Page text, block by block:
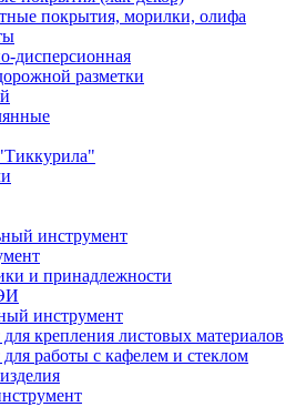
покрытия, морилки, олифа
дисперсионная
разметки
инструмент
и принадлежности
инструмент
крепления листовых материалов
работы с кафелем и стеклом